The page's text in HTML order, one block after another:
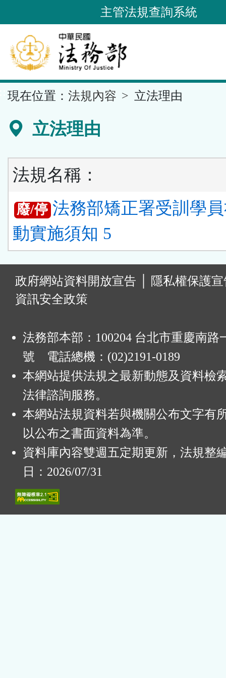
到
要
內
容
區
主管法規查詢系統
現在位置： 法規內容 立法理由
立法理由
法規名稱：
廢/停 法務部矯正署受訓學
動實施須知 5
政府網站資料開放宣告
隱私權保護
資訊安全政策
法務部本部：100204 台北市重慶南路
號 電話總機：(02)2191-0189
本網站提供法規之最新動態及資料檢
法律諮詢服務。
本網站法規資料若與機關公布文字有
以公布之書面資料為準。
資料庫內容雙週五定期更新，法規整
日：2026/07/31